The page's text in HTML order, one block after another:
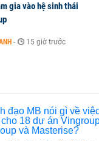
nhóm hàng,
tại Lai Châu cho
gia vào hệ sinh thái
- 15 giờ trước